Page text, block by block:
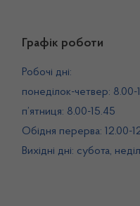
Графік роботи
Робочі дні:
понеділок-четвер: 8.00-
п’ятниця: 8.00-15.45
Обідня перерва: 12.00-
Вихідні дні: субота,